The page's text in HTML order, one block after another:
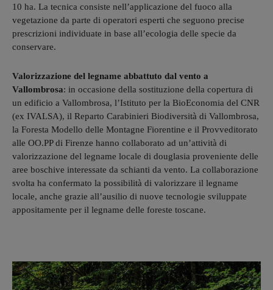
10 ha. La tecnica consiste nell’applicazione del fuoco alla
vegetazione da parte di operatori esperti che seguono precise
prescrizioni individuate in base all’ecologia delle specie da
conservare.
Valorizzazione del legname abbattuto dal vento a
Vallombrosa: in occasione della sostituzione della copertura di
un edificio a Vallombrosa, l’Istituto per la BioEconomia del CNR
(ex IVALSA), il Reparto Carabinieri Biodiversità di Vallombrosa,
la Foresta Modello delle Montagne Fiorentine e il Provveditorato
alle OO.PP di Firenze hanno collaborato ad un’attività di
valorizzazione del legname locale di douglasia proveniente delle
aree boschive interessate da schianti da vento. La collaborazione
svolta ha confermato la possibilità di valorizzare il legname
locale, anche grazie all’ausilio di nuove tecnologie sviluppate
appositamente per il legname delle foreste toscane.